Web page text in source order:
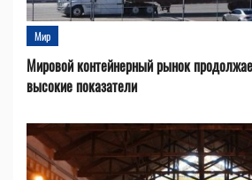
Мир
Мировой контейнерный рынок
высокие показатели